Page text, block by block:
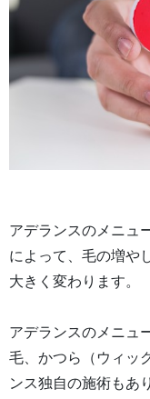
アデランスのメニュ
によって、毛の増や
大きく変わります。
アデランスのメニュ
毛、かつら（ウィッ
ンス独自の施術もあ